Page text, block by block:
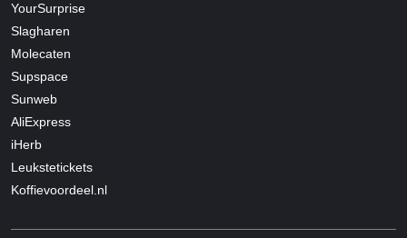
YourSurprise
Slagharen
Molecaten
Supspace
Sunweb
AliExpress
iHerb
Leukstetickets
Koffievoordeel.nl